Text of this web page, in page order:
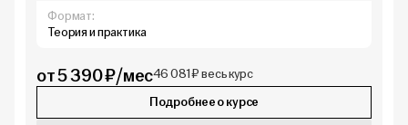
Формат:
Теория и практика
от 5 390 ₽/мес46 081 ₽ весь курс
Подробнее о курсе